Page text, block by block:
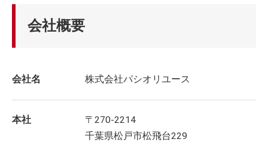
会社概要
会社名 株式会社パシオリユース
本社
〒270-2214
千葉県松戸市松飛台229